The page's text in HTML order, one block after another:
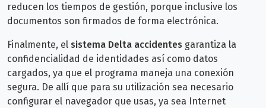
reducen los tiempos de gestión, porque inclusive los
documentos son firmados de forma electrónica.
Finalmente, el sistema Delta accidentes garantiza la
confidencialidad de identidades así como datos
cargados, ya que el programa maneja una conexión
segura. De allí que para su utilización sea necesario
configurar el navegador que usas, ya sea Internet